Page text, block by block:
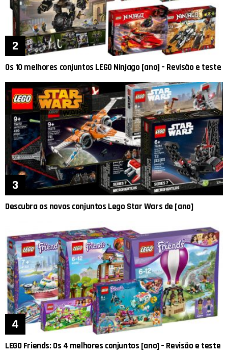
Os 10 melhores conjuntos LEGO Ninjago [ano] – Revisão e teste
Descubra os novos conjuntos Lego Star Wars de [ano]
LEGO Friends: Os 4 melhores conjuntos [ano] – Revisão e teste